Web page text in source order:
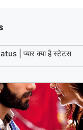
| प्यार क्या है स्टेटस